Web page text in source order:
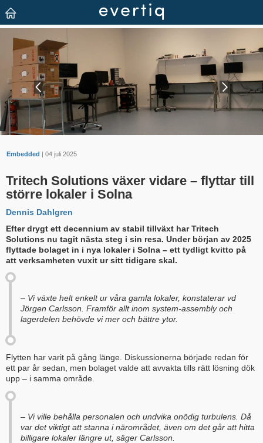
Embedded | 04 juli 2025
Tritech Solutions växer vidare – flyttar till
större lokaler i Solna
Dennis Dahlgren
Efter drygt ett decennium av stabil tillväxt har Tritech
Solutions nu tagit nästa steg i sin resa. Under början av 2025
flyttade bolaget in i nya lokaler i Solna – ett tydligt kvitto på
att verksamheten vuxit ur sitt tidigare skal.
– Vi växte helt enkelt ur våra gamla lokaler, konstaterar vd
Jörgen Carlsson. Framför allt inom system-assembly och
lagerdelen behövde vi mer och bättre ytor.
Flytten har varit på gång länge. Diskussionerna började redan för
ett par år sedan, men bolaget valde att avvakta tills rätt lösning dök
upp – i samma område.
– Vi ville behålla personalen och undvika onödig turbulens. Då
var det viktigt att stanna i närområdet, även om det går att hitta
billigare lokaler längre ut, säger Carlsson.